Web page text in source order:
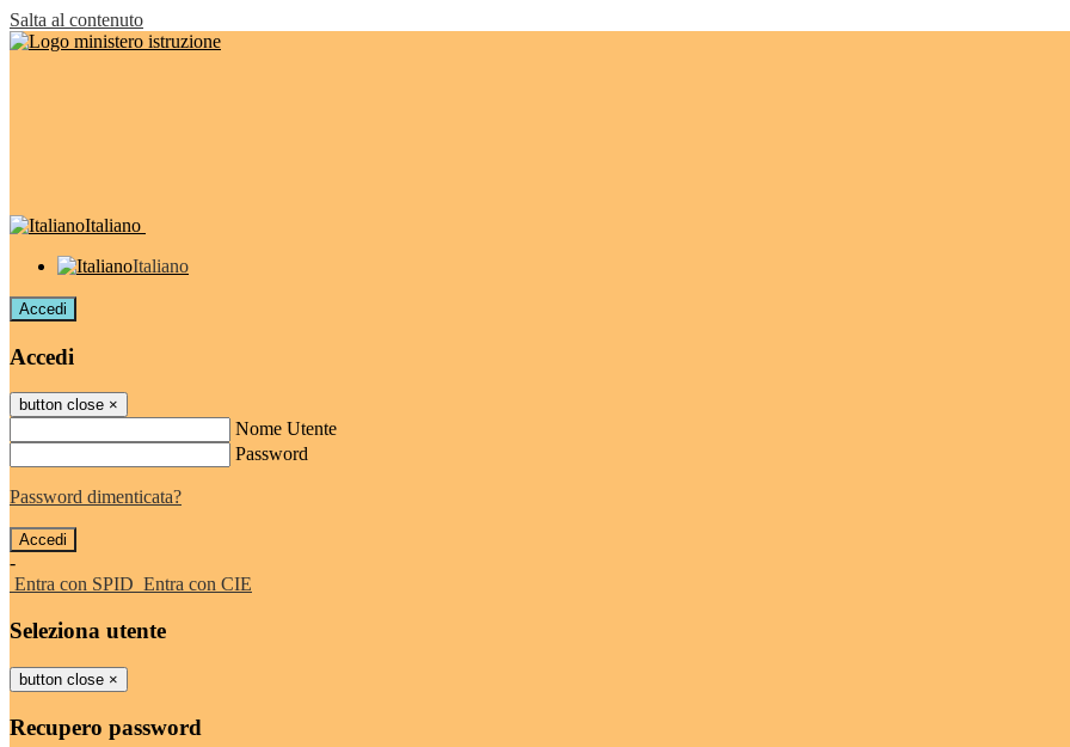
Salta al contenuto
Italiano
Italiano
Accedi
Accedi
button close ×
Nome Utente
Password
Password dimenticata?
-
Entra con SPID Entra con CIE
Seleziona utente
button close ×
Recupero password